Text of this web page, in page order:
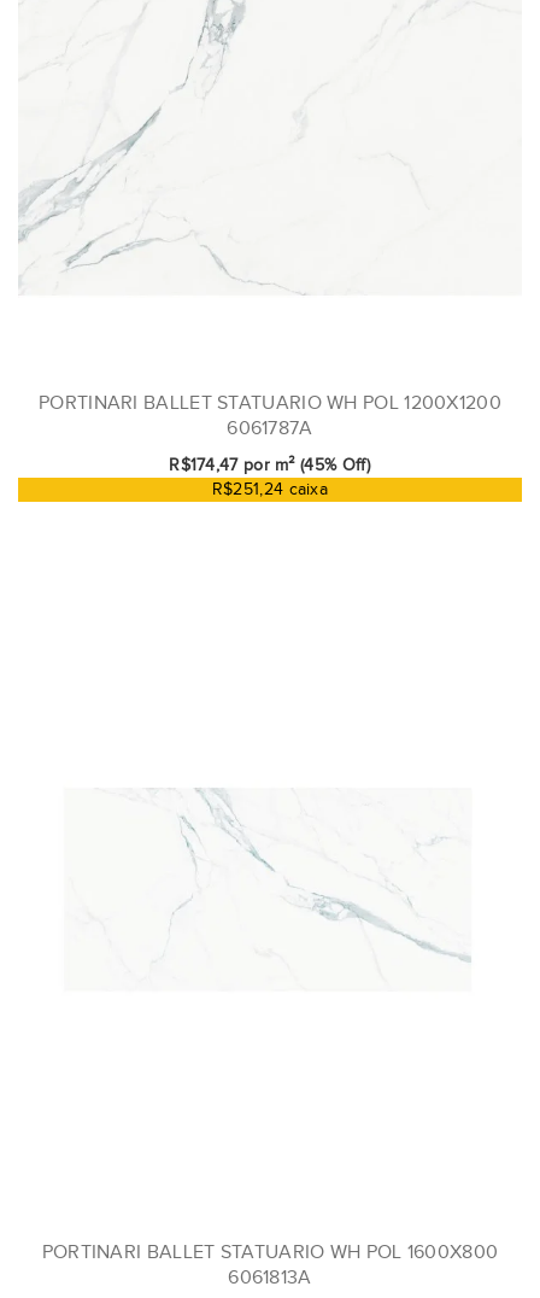
PORTINARI BALLET STATUARIO WH POL 1200X1200
6061787A
R$174,47 por m² (45% Off)
R$251,24 caixa
PORTINARI BALLET STATUARIO WH POL 1600X800
6061813A